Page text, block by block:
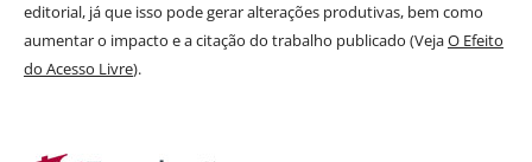
editorial, já que isso pode gerar alterações produtivas, bem como
aumentar o impacto e a citação do trabalho publicado (VejaO Efeito
do Acesso Livre).